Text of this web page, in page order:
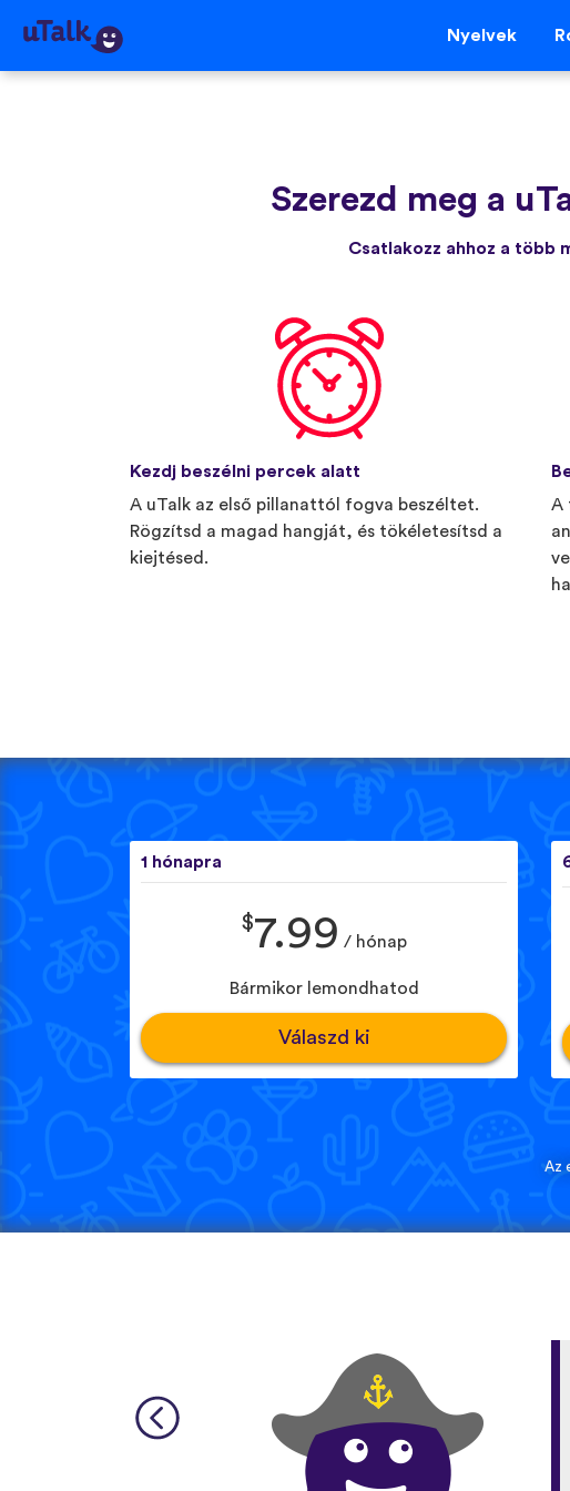
Nyelvek
Szerezd meg a
Csatlakozz ahhoz a több
Kezdj beszélni percek alatt
A uTalk az első pillanattól fogva beszéltet.
Rögzítsd a magad hangját, és tökéletesítsd a
kiejtésed.
A
1 hónapra
$7.99 / hónap
Bármikor lemondhatod
Válaszd ki
Az